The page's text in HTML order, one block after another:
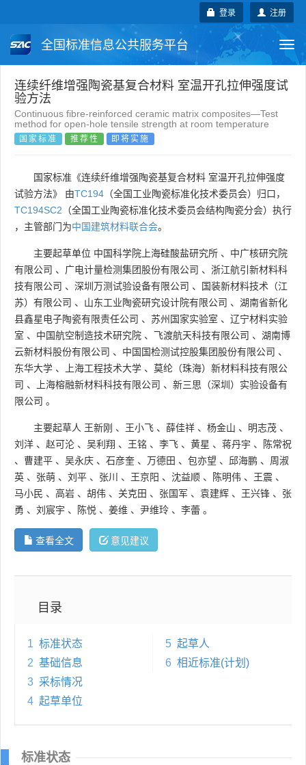
注册
登录
全国标准信息公共服务平台
国家标准 行业标准 地方标准
团体标准 企业标准 国际标准
连续纤维增强陶瓷基复合材料 室温开孔拉伸强度试
验方法
Continuous fibre-reinforced ceramic matrix composites—Test
method for open-hole tensile strength at room temperature
国家标准 推荐性 即将实施
国家标准《连续纤维增强陶瓷基复合材料 室温开孔拉伸强度
试验方法》 由TC194 （全国工业陶瓷标准化技术委员会）归口，
TC194SC2 （全国工业陶瓷标准化技术委员会结构陶瓷分会）执行
，主管部门为中国建筑材料联合会。
主要起草单位 中国科学院上海硅酸盐研究所 、 中广核研究院
有限公司 、 广电计量检测集团股份有限公司 、 浙江航引新材料科
技有限公司 、 深圳万测试验设备有限公司 、
国装新材料技术（江
苏）有限公司 、 山东工业陶瓷研究设计院有限公司 、 湖南省新化
县鑫星电子陶瓷有限责任公司 、 苏州国家实验室 、 辽宁材料实验
室 、 中国航空制造技术研究院 、 飞渡航天科技有限公司 、 湖南博
云新材料股份有限公司 、 中国国检测试控股集团股份有限公司 、
东华大学 、 上海工程技术大学 、 莫纶（珠海）新材料科技有限公
司 、 上海榕融新材料科技有限公司 、 新三思（深圳）实验设备有
限公司 。
主要起草人 王新刚 、 王小飞 、 薛佳祥 、 杨金山 、 明志茂 、
刘洋 、 赵可沦 、 吴利翔 、 王铭 、 李飞 、 黄星 、 蒋丹宇 、
陈常祝
、 曹建平 、 吴永庆 、 石彦奎 、 万德田 、 包亦望 、 邱海鹏 、 周淑
英 、 张萌 、 刘平 、 张川 、 王京阳 、 沈益顺 、 陈明伟 、 王震 、
马小民 、 高岩 、 胡伟 、 关克田 、 张国军 、 袁建辉 、 王兴锋 、 张
勇 、 刘宸宇 、 陈悦 、 姜维 、 尹维玲 、 李蕾 。
查看全文 意见建议
目录
1 标准状态
2 基础信息
3 采标情况
4 起草单位
5 起草人
6 相近标准(计划)
标准状态